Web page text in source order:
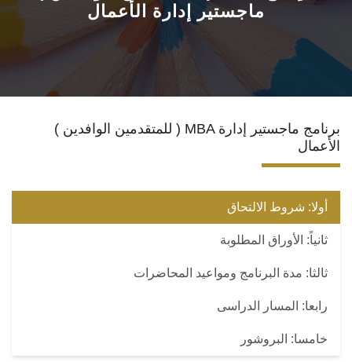
ماجستير إدارة الأعمال
( للمتقدمين الوافدين ) MBA برنامج ماجستير إدارة
الأعمال
أولا: شروط الالتحاق
ثانياً: الأوراق المطلوبة
ثالثا: مدة البرنامج ومواعيد المحاضرات
رابعا: المسار الدراسى
خامسا: البروشور